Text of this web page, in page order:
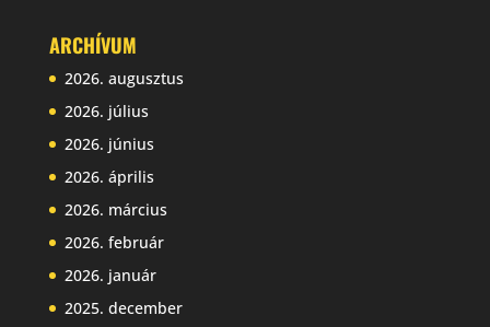
ARCHÍVUM
2026. augusztus
2026. július
2026. június
2026. április
2026. március
2026. február
2026. január
2025. december